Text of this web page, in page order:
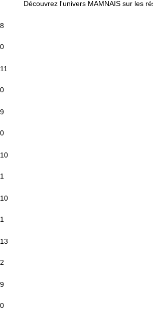
Découvrez l'univers MAMNAIS sur les
8
0
11
0
9
0
10
1
10
1
13
2
9
0